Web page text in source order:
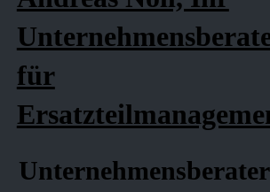
für
Unternehmensberater